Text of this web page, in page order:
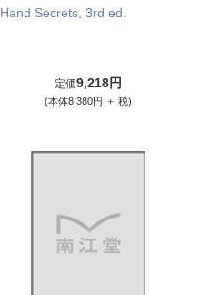
Hand Secrets, 3rd ed.
定価9,218円
(本体8,380円 ＋ 税)